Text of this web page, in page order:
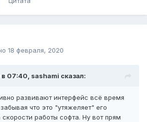
18 февраля, 2020
07:40, sashami сказал:
развивают интерфейс всё время
что это "утяжеляет" его
скорости работы софта. Ну вот прям